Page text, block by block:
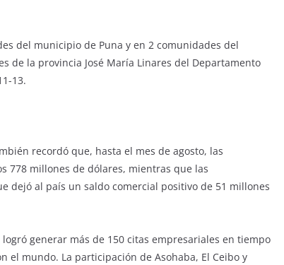
del municipio de Puna y en 2 comunidades del
de la provincia José María Linares del Departamento
13.
recordó que, hasta el mes de agosto, las
778 millones de dólares, mientras que las
dejó al país un saldo comercial positivo de 51 millones
generar más de 150 citas empresariales en tiempo
el mundo. La participación de Asohaba, El Ceibo y